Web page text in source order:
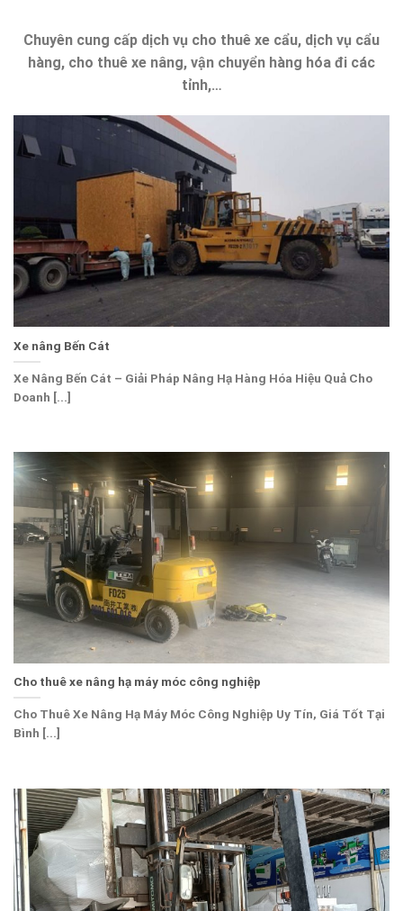
Chuyên cung cấp dịch vụ cho thuê xe cẩu, dịch vụ cẩu
hàng, cho thuê xe nâng, vận chuyển hàng hóa đi các
tỉnh,…
Xe nâng Bến Cát
Xe Nâng Bến Cát – Giải Pháp Nâng Hạ Hàng Hóa Hiệu Quả Cho
Doanh [...]
Cho thuê xe nâng hạ máy móc công nghiệp
Cho Thuê Xe Nâng Hạ Máy Móc Công Nghiệp Uy Tín, Giá Tốt Tại
Bình [...]